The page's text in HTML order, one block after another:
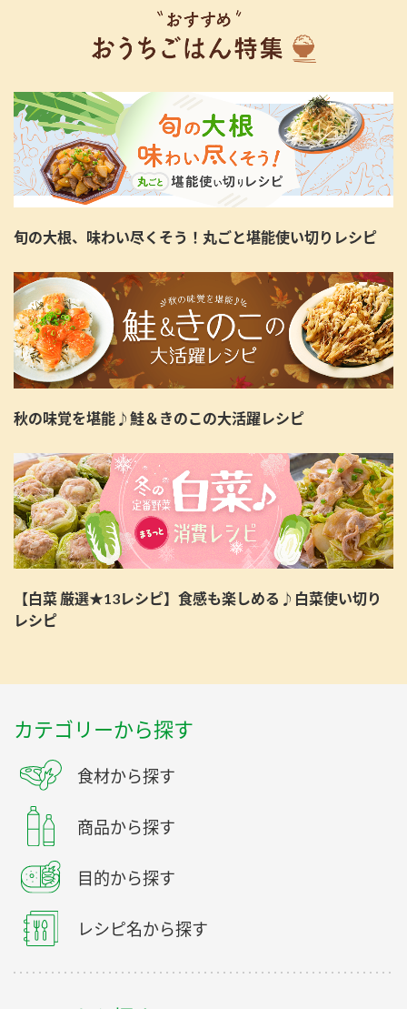
旬の大根、味わい尽くそう！丸ごと堪能使い切りレシピ
秋の味覚を堪能♪鮭＆きのこの大活躍レシピ
【白菜 厳選★13レシピ】食感も楽しめる♪白菜使い切り
レシピ
カテゴリーから探す
食材から探す
商品から探す
目的から探す
レシピ名から探す